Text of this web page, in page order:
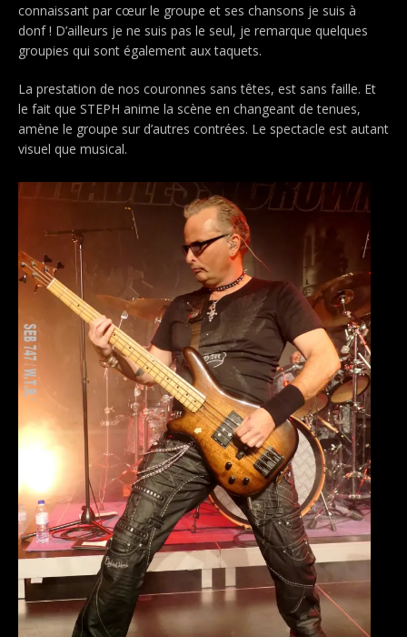
connaissant par cœur le groupe et ses chansons je suis à
donf ! D’ailleurs je ne suis pas le seul, je remarque quelques
groupies qui sont également aux taquets.
La prestation de nos couronnes sans têtes, est sans faille. Et
le fait que STEPH anime la scène en changeant de tenues,
amène le groupe sur d’autres contrées. Le spectacle est autant
visuel que musical.